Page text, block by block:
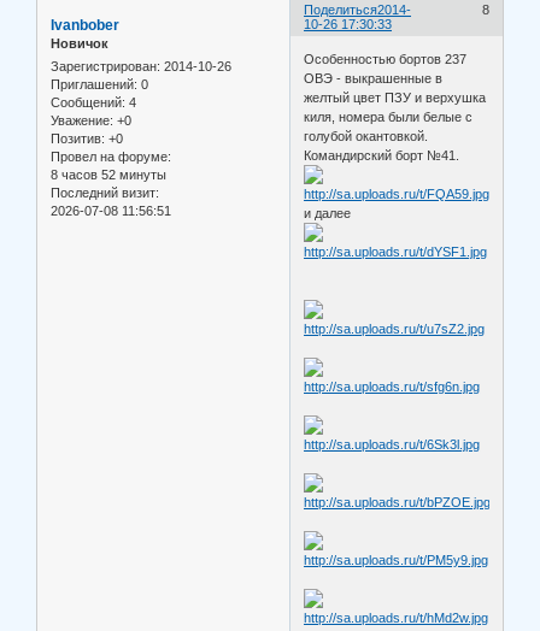
Поделиться 8
2014-
10-26 17:30:33
Ivanbober
Новичок
Зарегистрирован: 2014-10-26
Приглашений: 0
Сообщений: 4
Уважение: +0
Позитив: +0
Провел на форуме:
8 часов 52 минуты
Последний визит:
2026-07-08 11:56:51
Особенностью бортов 237
ОВЭ - выкрашенные в
желтый цвет ПЗУ и верхушка
киля, номера были белые с
голубой окантовкой.
Командирский борт №41.
и далее